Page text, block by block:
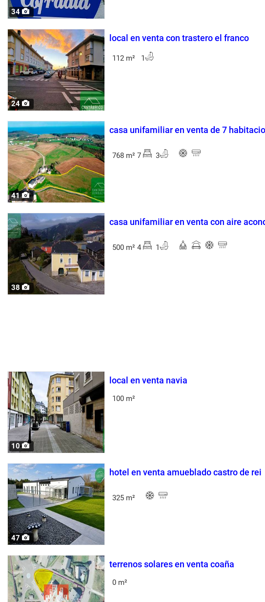
34
24
local en venta con trastero el franco
112 m² 1
41
casa unifamiliar en venta de 7
768 m² 7 3
38
casa unifamiliar en venta con aire
500 m² 4 1
10
local en venta navia
100 m²
47
hotel en venta amueblado castro de rei
325 m²
terrenos solares en venta coaña
0 m²